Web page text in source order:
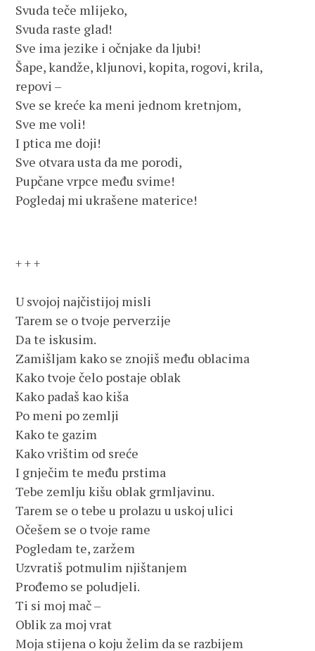
Svuda teče mlijeko,
Svuda raste glad!
Sve ima jezike i očnjake da ljubi!
Šape, kandže, kljunovi, kopita, rogovi, krila,
repovi –
Sve se kreće ka meni jednom kretnjom,
Sve me voli!
I ptica me doji!
Sve otvara usta da me porodi,
Pupčane vrpce među svime!
Pogledaj mi ukrašene materice!
+ + +
U svojoj najčistijoj misli
Tarem se o tvoje perverzije
Da te iskusim.
Zamišljam kako se znojiš među oblacima
Kako tvoje čelo postaje oblak
Kako padaš kao kiša
Po meni po zemlji
Kako te gazim
Kako vrištim od sreće
I gnječim te među prstima
Tebe zemlju kišu oblak grmljavinu.
Tarem se o tebe u prolazu u uskoj ulici
Očešem se o tvoje rame
Pogledam te, zaržem
Uzvratiš potmulim njištanjem
Prođemo se poludjeli.
Ti si moj mač –
Oblik za moj vrat
Moja stijena o koju želim da se razbijem